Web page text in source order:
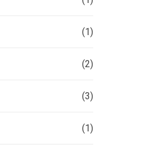
(1)
(2)
(3)
(1)